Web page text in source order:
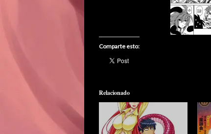
Comparte esto:
Relacionado